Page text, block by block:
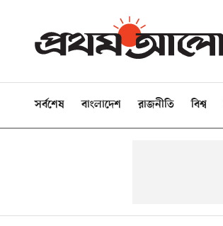
সর্বশেষ বাংলাদেশ রাজনীতি বিশ্ব